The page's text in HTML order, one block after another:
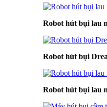
Robot hút bụi lau
Robot hút bụi
Robot hút bụi lau